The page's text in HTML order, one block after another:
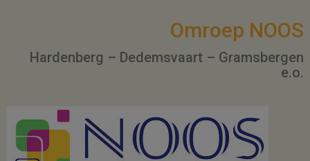
Omroep NOOS
Hardenberg – Dedemsvaart – Gramsbergen
e.o.